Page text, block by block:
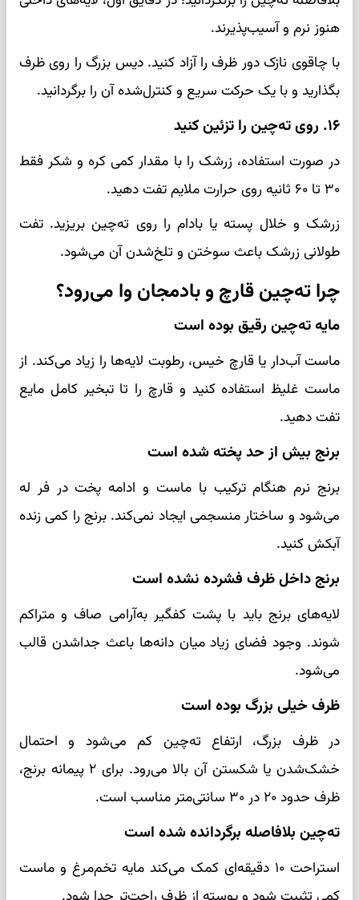
هنوز نرم و آسیب‌پذیرند.
با چاقوی نازک دور ظرف را آزاد کنید. دیس بزرگ را روی ظرف
بگذارید و با یک حرکت سریع و کنترل‌شده آن را برگردانید.
۱۶. روی ته‌چین را تزئین کنید
در صورت استفاده، زرشک را با مقدار کمی کره و شکر فقط
۳۰ تا ۶۰ ثانیه روی حرارت ملایم تفت دهید.
زرشک و خلال پسته یا بادام را روی ته‌چین بریزید. تفت
طولانی زرشک باعث سوختن و تلخ‌شدن آن می‌شود.
چرا ته‌چین قارچ و بادمجان وا می‌رود؟
مایه ته‌چین رقیق بوده است
ماست آب‌دار یا قارچ خیس، رطوبت لایه‌ها را زیاد می‌کند. از
ماست غلیظ استفاده کنید و قارچ را تا تبخیر کامل مایع
تفت دهید.
برنج بیش از حد پخته شده است
برنج نرم هنگام ترکیب با ماست و ادامه پخت در فر له
می‌شود و ساختار منسجمی ایجاد نمی‌کند. برنج را کمی زنده
آبکش کنید.
برنج داخل ظرف فشرده نشده است
لایه‌های برنج باید با پشت کفگیر به‌آرامی صاف و متراکم
شوند. وجود فضای زیاد میان دانه‌ها باعث جداشدن قالب
می‌شود.
ظرف خیلی بزرگ بوده است
در ظرف بزرگ، ارتفاع ته‌چین کم می‌شود و احتمال
خشک‌شدن یا شکستن آن بالا می‌رود. برای ۲ پیمانه برنج،
ظرف حدود ۲۰ در ۳۰ سانتی‌متر مناسب است.
ته‌چین بلافاصله برگردانده شده است
استراحت ۱۰ دقیقه‌ای کمک می‌کند مایه تخم‌مرغ و ماست